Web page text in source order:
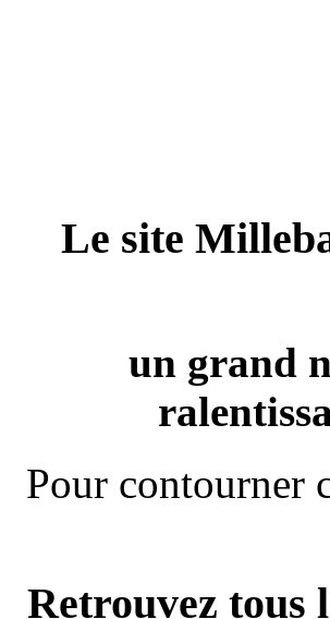
Le site
un grand
Pour contourner
Retrouvez tous